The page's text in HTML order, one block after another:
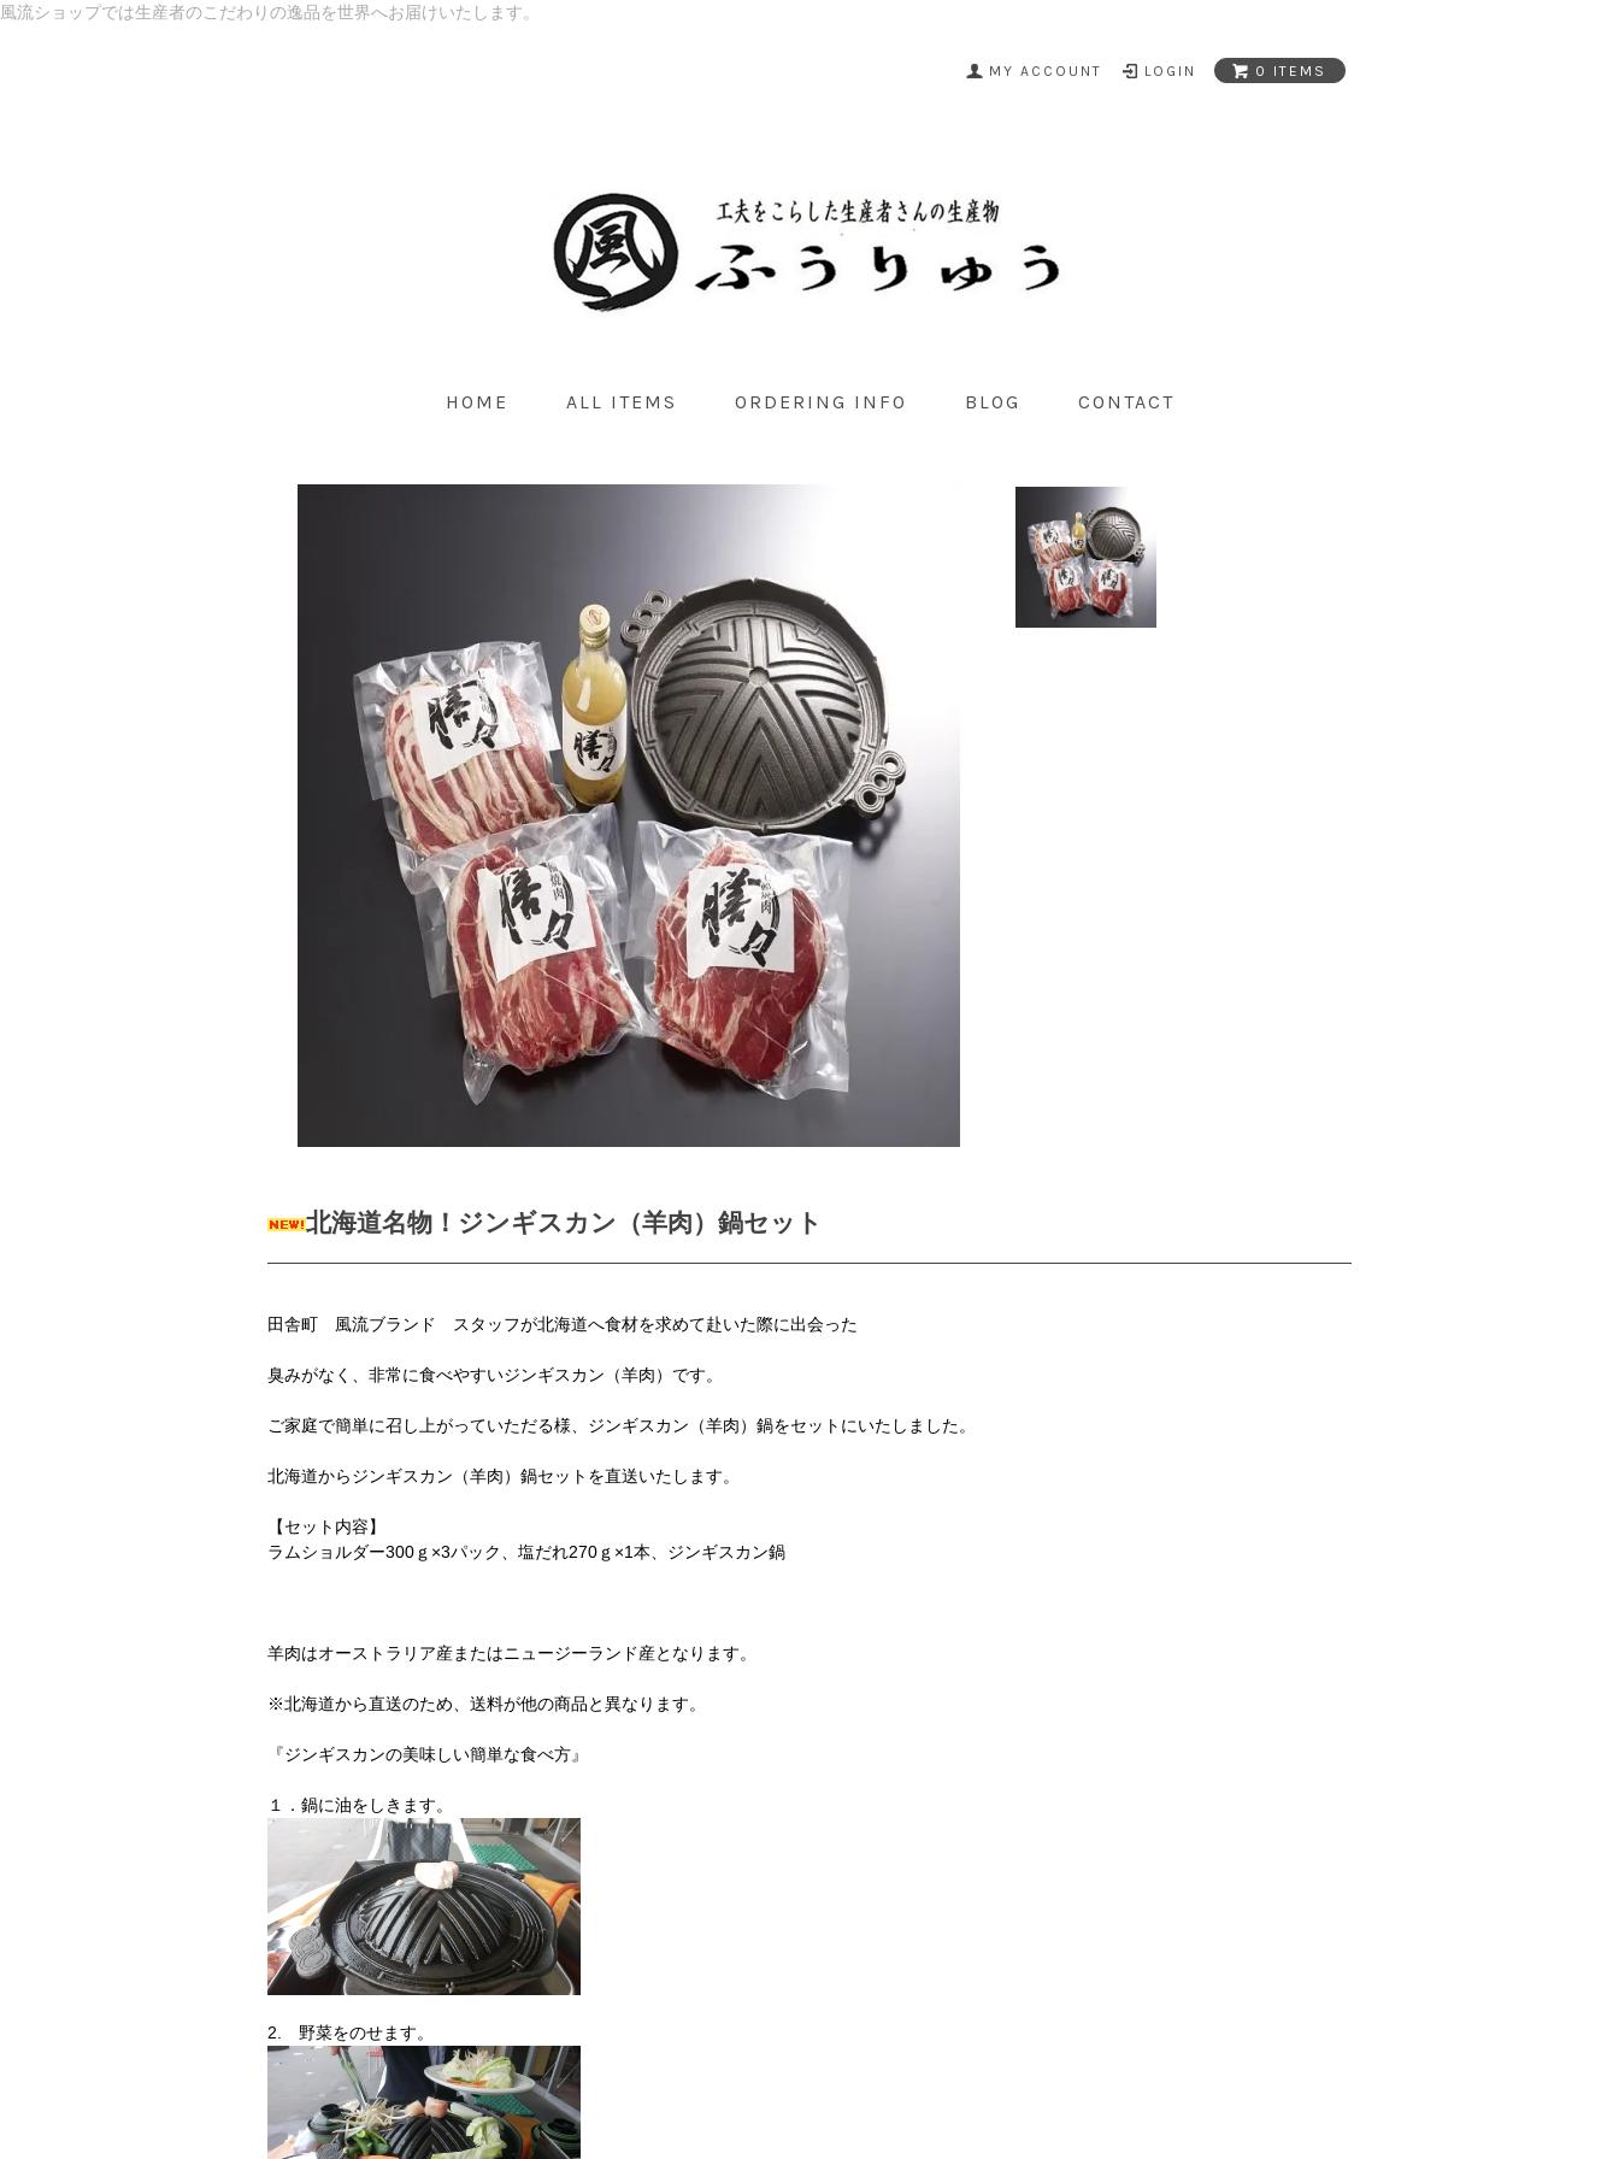
風流ショップでは生産者のこだわりの逸品を世界へお届けいたします。
MY ACCOUNT LOGIN 0 ITEMS
HOME ALL ITEMS ORDERING INFO BLOG CONTACT
北海道名物！ジンギスカン（羊肉）鍋セット
田舎町 風流ブランド スタッフが北海道へ食材を求めて赴いた際に出会った
臭みがなく、非常に食べやすいジンギスカン（羊肉）です。
ご家庭で簡単に召し上がっていただる様、ジンギスカン（羊肉）鍋をセットにいたしました。
北海道からジンギスカン（羊肉）鍋セットを直送いたします。
【セット内容】
ラムショルダー300ｇ×3パック、塩だれ270ｇ×1本、ジンギスカン鍋
羊肉はオーストラリア産またはニュージーランド産となります。
※北海道から直送のため、送料が他の商品と異なります。
『ジンギスカンの美味しい簡単な食べ方』
１．鍋に油をしきます。
2. 野菜をのせます。